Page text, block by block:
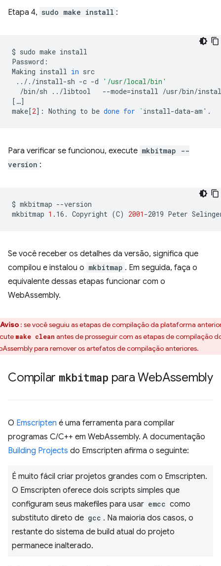
Etapa 4, sudo make install :
$ sudo make install
Password:
Making install in
.././install-sh -c -d
'/usr/local/bin'
/bin/sh
../libtool --mode=install /usr/bin/
[ …]
make[2] : Nothing to be done for `install-data-am '
Para verificar se funcionou, execute mkbitmap --
version :
$ mkbitmap --version
mkbitmap 1 .16. Copyright (C) 2001 -2019 Peter
Se você receber os detalhes da versão, significa que
compilou e instalou o mkbitmap . Em seguida, faça o
equivalente dessas etapas funcionar com o
WebAssembly.
Aviso : se você seguiu as etapas de compilação da plataforma
make clean antes de prosseguir com as etapas de compilação
para remover os artefatos de compilação anteriores.
Compilar mkbitmap para WebAssembly
O Emscripten é uma ferramenta para compilar
programas C/C++ em WebAssembly. A documentação
Building Projects do Emscripten afirma o seguinte:
É muito fácil criar projetos grandes com o Emscripten.
O Emscripten oferece dois scripts simples que
configuram seus makefiles para usar emcc como
substituto direto de gcc . Na maioria dos casos, o
restante do sistema de build atual do projeto
permanece inalterado.